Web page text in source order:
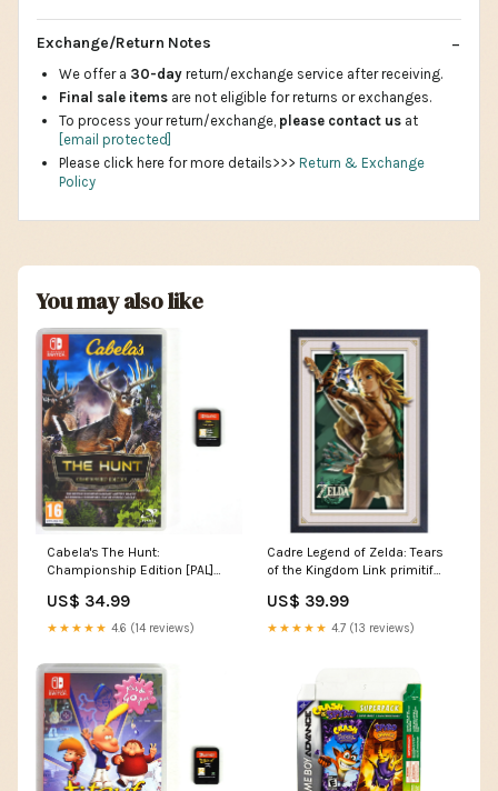
Exchange/Return Notes
We offer a 30-day return/exchange service after receiving.
Final sale items are not eligible for returns or exchanges.
To process your return/exchange, please contact us at
[email protected]
Please click here for more details>>> Return & Exchange
Policy
You may also like
Cabela's The Hunt:
Championship Edition [PAL]
et boîte
US$ 34.99
★★★★★ 4.6 (14 reviews)
Cadre Legend of Zelda: Tears
of the Kingdom Link primitif
US$ 39.99
★★★★★ 4.7 (13 reviews)